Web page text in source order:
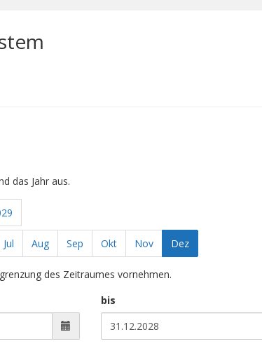
das Jahr aus.
Jul Aug Sep Okt Nov Dez
des Zeitraumes vornehmen.
bis